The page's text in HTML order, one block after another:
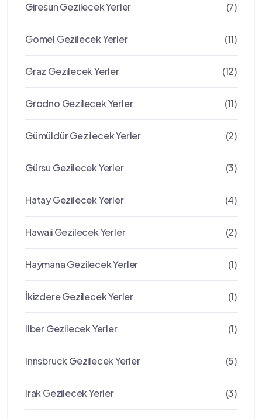
Giresun Gezilecek Yerler (7)
Gomel Gezilecek Yerler (11)
Graz Gezılecek Yerler (12)
Grodno Gezilecek Yerler (11)
Gümüldür Gezilecek Yerler (2)
Gürsu Gezilecek Yerler (3)
Hatay Gezilecek Yerler (4)
Hawaii Gezilecek Yerler (2)
Haymana Gezilecek Yerler (1)
İkizdere Gezilecek Yerler (1)
Ilber Gezilecek Yerler (1)
Innsbruck Gezilecek Yerler (5)
Irak Gezilecek Yerler (3)